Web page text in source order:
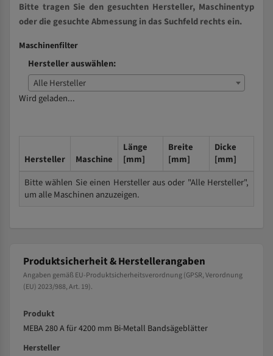
Bitte tragen Sie den gesuchten Hersteller, Maschinentyp
oder die gesuchte Abmessung in das Suchfeld rechts ein.
Maschinenfilter
Hersteller auswählen:
Alle Hersteller
Wird geladen...
Hersteller Maschine
Länge
[mm]
Breite
[mm]
Dicke
[mm]
Bitte wählen Sie einen Hersteller aus oder "Alle Hersteller",
um alle Maschinen anzuzeigen.
Produktsicherheit & Herstellerangaben
Angaben gemäß EU-Produktsicherheitsverordnung (GPSR, Verordnung
(EU) 2023/988, Art. 19).
Produkt
MEBA 280 A für 4200 mm Bi-Metall Bandsägeblätter
Hersteller